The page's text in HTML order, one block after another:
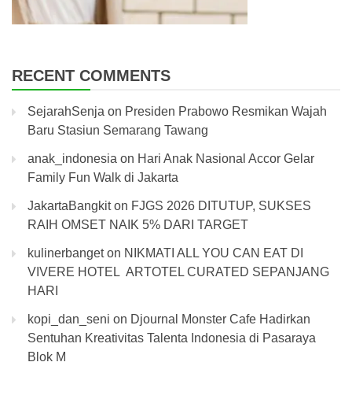
RECENT COMMENTS
SejarahSenja on Presiden Prabowo Resmikan Wajah
Baru Stasiun Semarang Tawang
anak_indonesia on Hari Anak Nasional Accor Gelar
Family Fun Walk di Jakarta
JakartaBangkiton FJGS 2026 DITUTUP, SUKSES
RAIH OMSET NAIK 5% DARI TARGET
kulinerbangeton NIKMATI ALL YOU CAN EAT DI
VIVERE HOTEL ARTOTEL CURATED SEPANJANG
HARI
kopi_dan_seni on Djournal Monster Cafe Hadirkan
Sentuhan Kreativitas Talenta Indonesia di Pasaraya
Blok M